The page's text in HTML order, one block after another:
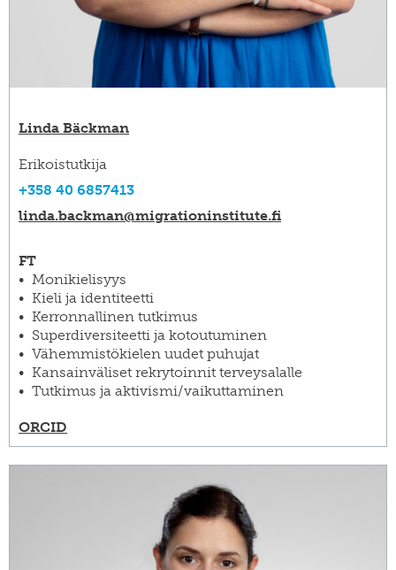
Linda Bäckman
Erikoistutkija
+358 40 6857413
linda.backman@​migrationinstitute.fi
FT
Monikielisyys
Kieli ja identiteetti
Kerronnallinen tutkimus
Superdiversiteetti ja kotoutuminen
Vähemmistökielen uudet puhujat
Kansainväliset rekrytoinnit terveysalalle
Tutkimus ja aktivismi/vaikuttaminen
ORCID